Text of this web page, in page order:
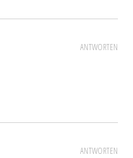
ANTWORTEN
ANTWORTEN